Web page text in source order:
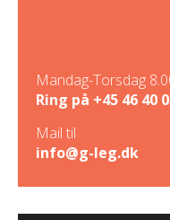
Mandag-Torsdag
Ring på +45 46 40
Mail til
info@g-leg.dk